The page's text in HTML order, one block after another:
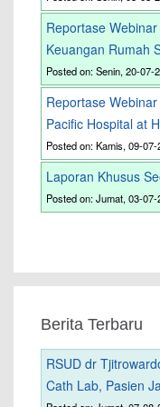
Reportase
Keuangan Rumah
Posted on: Senin, 20-07-
Reportase
Pacific Hospital at
Posted on: Kamis, 09-07-
Laporan Khusus
Posted on: Jumat, 03-07-
Berita Terbaru
RSUD dr
Cath Lab, Pasien